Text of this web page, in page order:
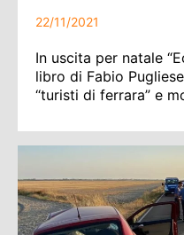
22/11/2021
In uscita per natale
libro di Fabio
“turisti di ferrara” e